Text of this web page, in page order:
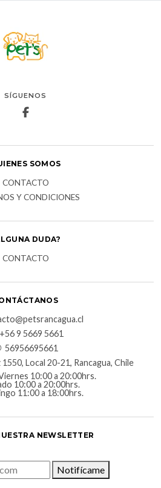
SÍGUENOS
SOMOS
CONTACTO
Y CONDICIONES
DUDA?
CONTACTO
‪+56 9 5669 5661‬
56956695661‬
Local 20-21, Rancagua, Chile
10:00 a 20:00hrs.
10:00 a 20:00hrs.
11:00 a 18:00hrs.
NEWSLETTER
Notifícame